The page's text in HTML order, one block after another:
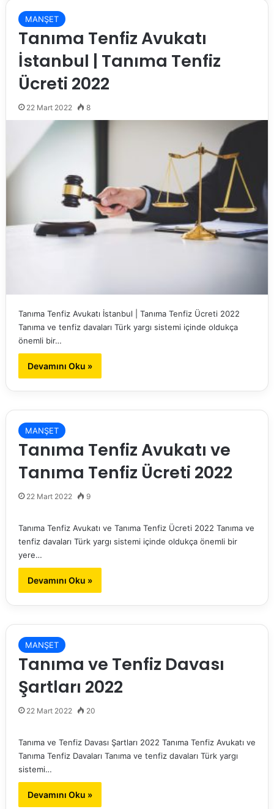
MANŞET
Tanıma Tenfiz Avukatı
İstanbul | Tanıma Tenfiz
Ücreti 2022
22 Mart 2022 8
Tanıma Tenfiz Avukatı İstanbul | Tanıma Tenfiz Ücreti 2022
Tanıma ve tenfiz davaları Türk yargı sistemi içinde oldukça
önemli bir…
Devamını Oku »
MANŞET
Tanıma Tenfiz Avukatı ve
Tanıma Tenfiz Ücreti 2022
22 Mart 2022 9
Tanıma Tenfiz Avukatı ve Tanıma Tenfiz Ücreti 2022 Tanıma ve
tenfiz davaları Türk yargı sistemi içinde oldukça önemli bir
yere…
Devamını Oku »
MANŞET
Tanıma ve Tenfiz Davası
Şartları 2022
22 Mart 2022 20
Tanıma ve Tenfiz Davası Şartları 2022 Tanıma Tenfiz Avukatı ve
Tanıma Tenfiz Davaları Tanıma ve tenfiz davaları Türk yargı
sistemi…
Devamını Oku »